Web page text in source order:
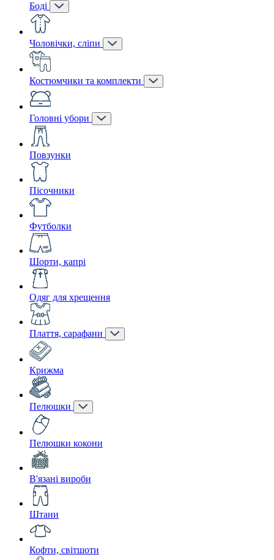
Боді
Чоловічки, сліпи
Костюмчики та комплекти
Головні убори
Повзунки
Пісочники
Футболки
Шорти, капрі
Одяг для хрещення
Плаття, сарафани
Крижма
Пелюшки
Пелюшки кокони
В'язані вироби
Штани
Кофти, світшоти